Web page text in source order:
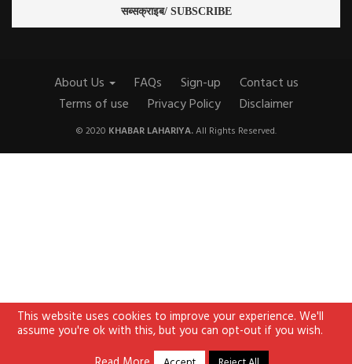
About Us FAQs Sign-up
Contact us
Terms of use
Privacy Policy Disclaimer
© 2020 KHABAR LAHARIYA.All Rights Reserved.
This website uses cookies to improve your experience. We'll
assume you're ok with this, but you can opt-out if you wish.